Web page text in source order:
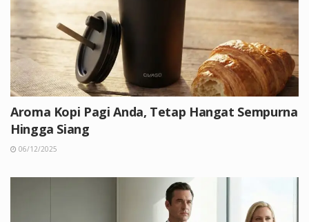
Aroma Kopi Pagi Anda, Tetap Hangat Sempurna
Hingga Siang
06/12/2025